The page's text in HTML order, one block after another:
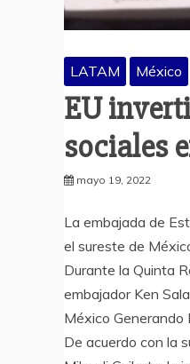
LATAM México
EU
sociales
mayo 19, 2022
La embajada de
el sureste de
Durante la Quinta
embajador Ken
México Generando
De acuerdo con la